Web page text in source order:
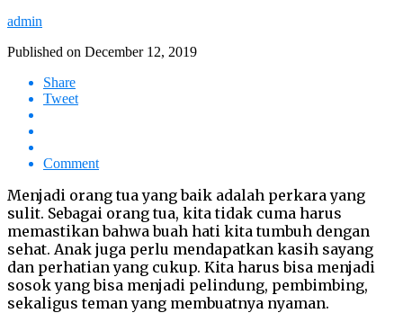
admin
Published on December 12, 2019
Share
Tweet
Comment
Menjadi orang tua yang baik adalah perkara yang
sulit. Sebagai orang tua, kita tidak cuma harus
memastikan bahwa buah hati kita tumbuh dengan
sehat. Anak juga perlu mendapatkan kasih sayang
dan perhatian yang cukup. Kita harus bisa menjadi
sosok yang bisa menjadi pelindung, pembimbing,
sekaligus teman yang membuatnya nyaman.